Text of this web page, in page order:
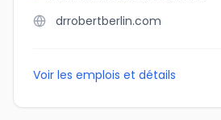
drrobertberlin.com
Voir les emplois et détails